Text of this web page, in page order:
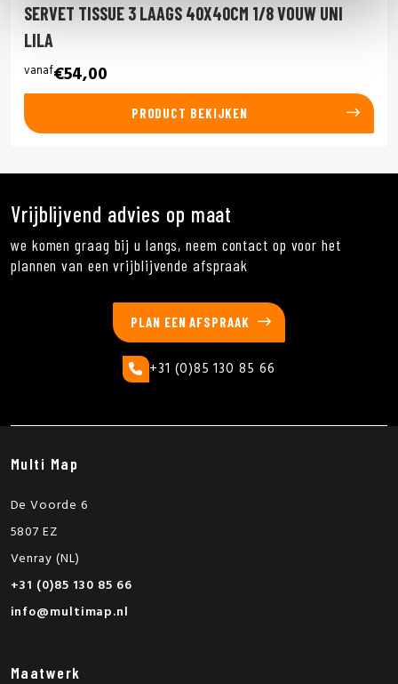
SERVET TISSUE 3 LAAGS 40X40CM 1/8 VOUW UNI
LILA
vanaf€54,00
PRODUCT BEKIJKEN
Vrijblijvend advies op maat
we komen graag bij u langs, neem contact op voor het
plannen van een vrijblijvende afspraak
PLAN EEN AFSPRAAK
+31 (0)85 130 85 66
Multi Map
De Voorde 6
5807 EZ
Venray (NL)
+31 (0)85 130 85 66
info@multimap.nl
Maatwerk